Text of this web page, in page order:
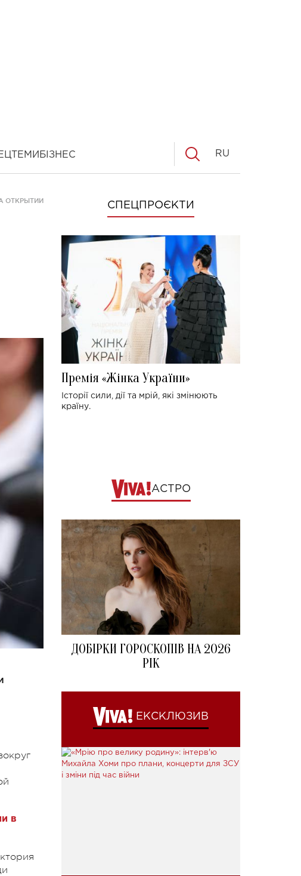
БІЗНЕС RU
ОТКРЫТИИ ФЕСТИВАЛЯ
в
СПЕЦПРОЄКТИ
Премія «Жінка України»
Історії сили, дії та мрій, які змінюють
країну.
АСТРО
ДОБІРКИ ГОРОСКОПІВ НА 2026
РІК
ЕКСКЛЮЗИВ